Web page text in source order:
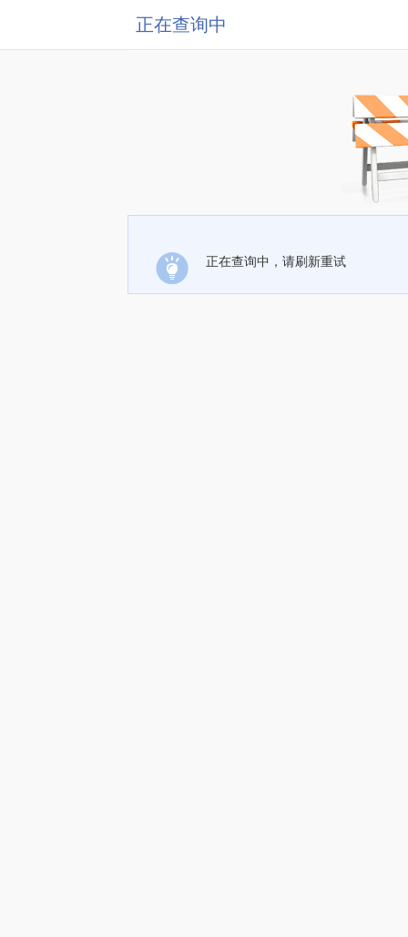
正在查询中
正在查询中，请刷新重试